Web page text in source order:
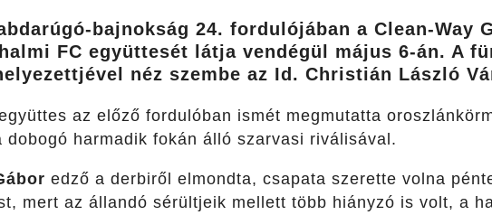
bajnokság 24. fordulójában a Clean-Way
FC együttesét látja vendégül május 6-án. A
néz szembe az Id. Christián László
az előző fordulóban ismét megmutatta
dobogó harmadik fokán álló szarvasi riválisával.
edző a derbiről elmondta, csapata szerette volna
mert az állandó sérültjeik mellett több hiányzó is volt, a